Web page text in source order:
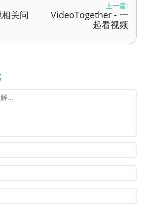
关问
上一篇:
VideoTogether - 一
起看视频